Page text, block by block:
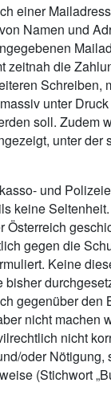
einer
Namen und
zeitnah die
Schreiben,
unter
soll. Zudem
unter der
und
keine
Österreich
gegen die
Keine
gegenüber den
nicht machen
nicht
oder Nötigung,
(Stichwort